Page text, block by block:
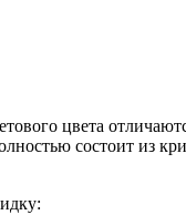
цвета
состоит из